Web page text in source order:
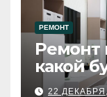
РЕМОНТ
Ремонт
какой
22